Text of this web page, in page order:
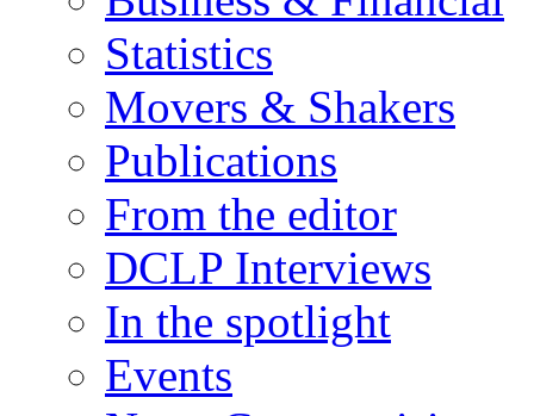
Statistics
Movers & Shakers
Publications
From the editor
DCLP Interviews
In the spotlight
Events